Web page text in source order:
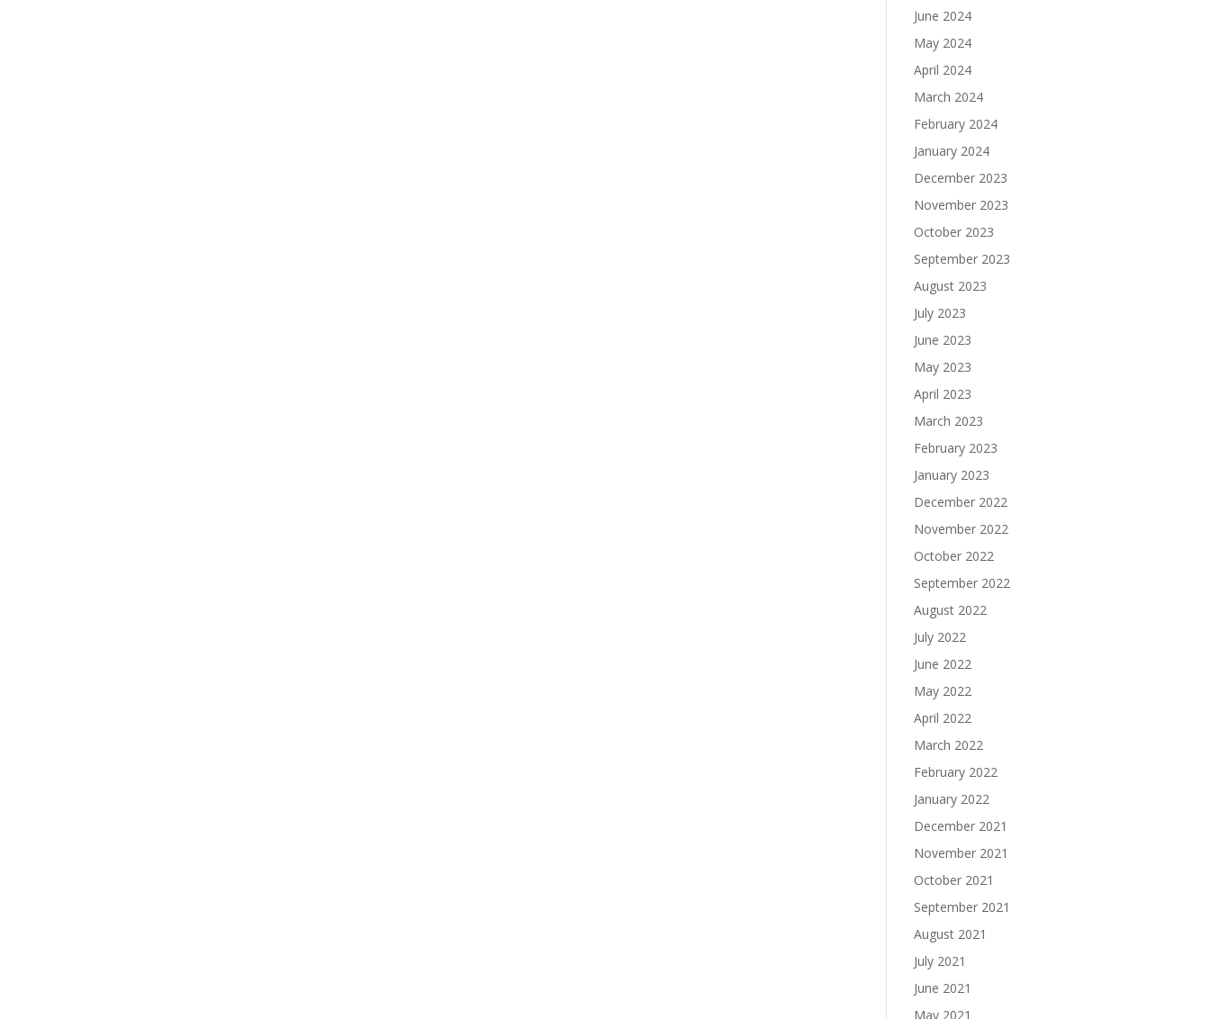
June 2024
May 2024
April 2024
March 2024
February 2024
January 2024
December 2023
November 2023
October 2023
September 2023
August 2023
July 2023
June 2023
May 2023
April 2023
March 2023
February 2023
January 2023
December 2022
November 2022
October 2022
September 2022
August 2022
July 2022
June 2022
May 2022
April 2022
March 2022
February 2022
January 2022
December 2021
November 2021
October 2021
September 2021
August 2021
July 2021
June 2021
May 2021